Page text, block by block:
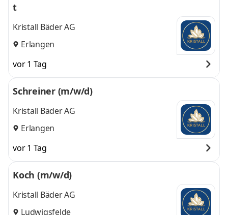
t
Kristall Bäder AG
Erlangen
vor 1 Tag
Schreiner (m/w/d)
Kristall Bäder AG
Erlangen
vor 1 Tag
Koch (m/w/d)
Kristall Bäder AG
Ludwigsfelde